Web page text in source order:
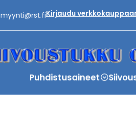
myynti@rst.fiKirjaudu
Puhdistusaineet